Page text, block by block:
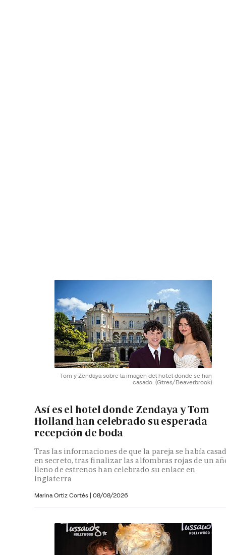
Tom y Zendaya sobre la imagen del hotel donde se han
casado. (Gtres/Beaverbrook)
Así es el hotel donde Zendaya y Tom
Holland han celebrado su esperada
recepción de boda
Tras las informaciones de que la pareja se había
en secreto, tras finalizar las alfombras rojas de un
lleno de estrenos han celebrado su enlace en
Inglaterra
Marina Ortiz Cortés | 08/08/2026